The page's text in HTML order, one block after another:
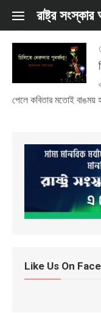
Skip to content
রাষ্ট্র
পেলে কবিতার মতোই বাঙময়
Like Us On